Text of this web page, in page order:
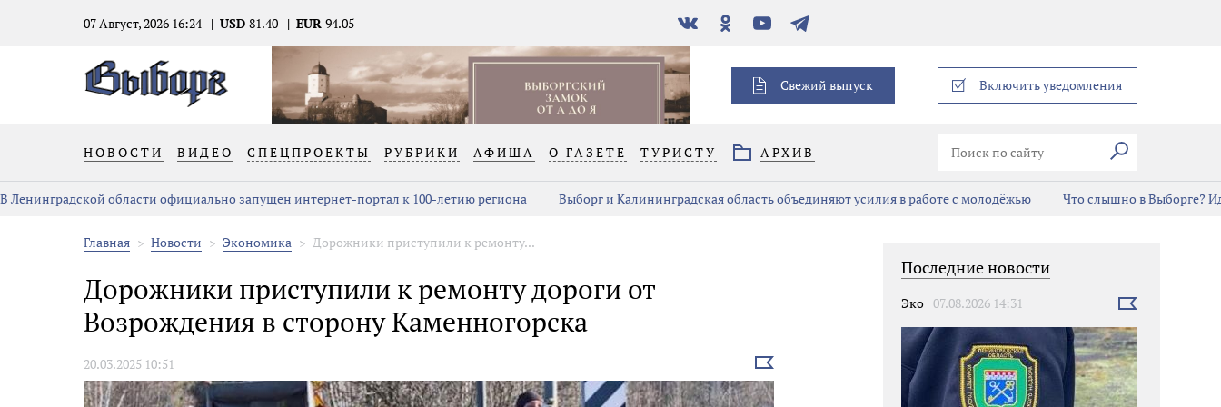
07 Август, 2026 16:24 USD 81.40 EUR 94.05
В
контакте
Одноклассники
YouTubeТелеграм
Свежий выпуск Включить уведомления
НОВОСТИ ВИДЕО СПЕЦПРОЕКТЫ РУБРИКИ АФИША О ГАЗЕТЕ ТУРИСТУ АРХИВ Искать
В Ленинградской области официально запущен интернет-портал к 100-летию региона Выборг и Калининградская область объединяют усилия в работе с молодёжью Что слышно в Выборге?
Главная Новости Экономика Дорожники приступили к ремонту...
Дорожники приступили к ремонту дороги от
Возрождения в сторону Каменногорска
20.03.2025 10:51
Выбрать
новость
Последние новости
Эко 07.08.2026 14:31
Выбрать